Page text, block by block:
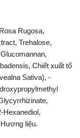
Rugosa,
Trehalose,
Chiết xuất tổ
Sativa), -
Hexanediol,
liệu.